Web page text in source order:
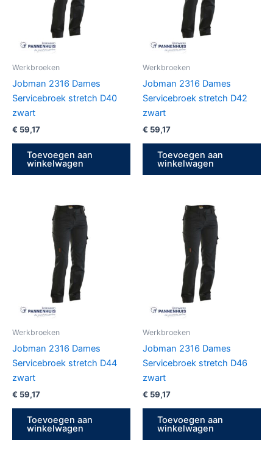
Werkbroeken
Jobman 2316 Dames
Servicebroek stretch D40
zwart
€ 59,17
Toevoegen aan
winkelwagen
Werkbroeken
Jobman 2316 Dames
Servicebroek stretch D42
zwart
€ 59,17
Toevoegen aan
winkelwagen
Werkbroeken
Jobman 2316 Dames
Servicebroek stretch D44
zwart
€ 59,17
Toevoegen aan
winkelwagen
Werkbroeken
Jobman 2316 Dames
Servicebroek stretch D46
zwart
€ 59,17
Toevoegen aan
winkelwagen